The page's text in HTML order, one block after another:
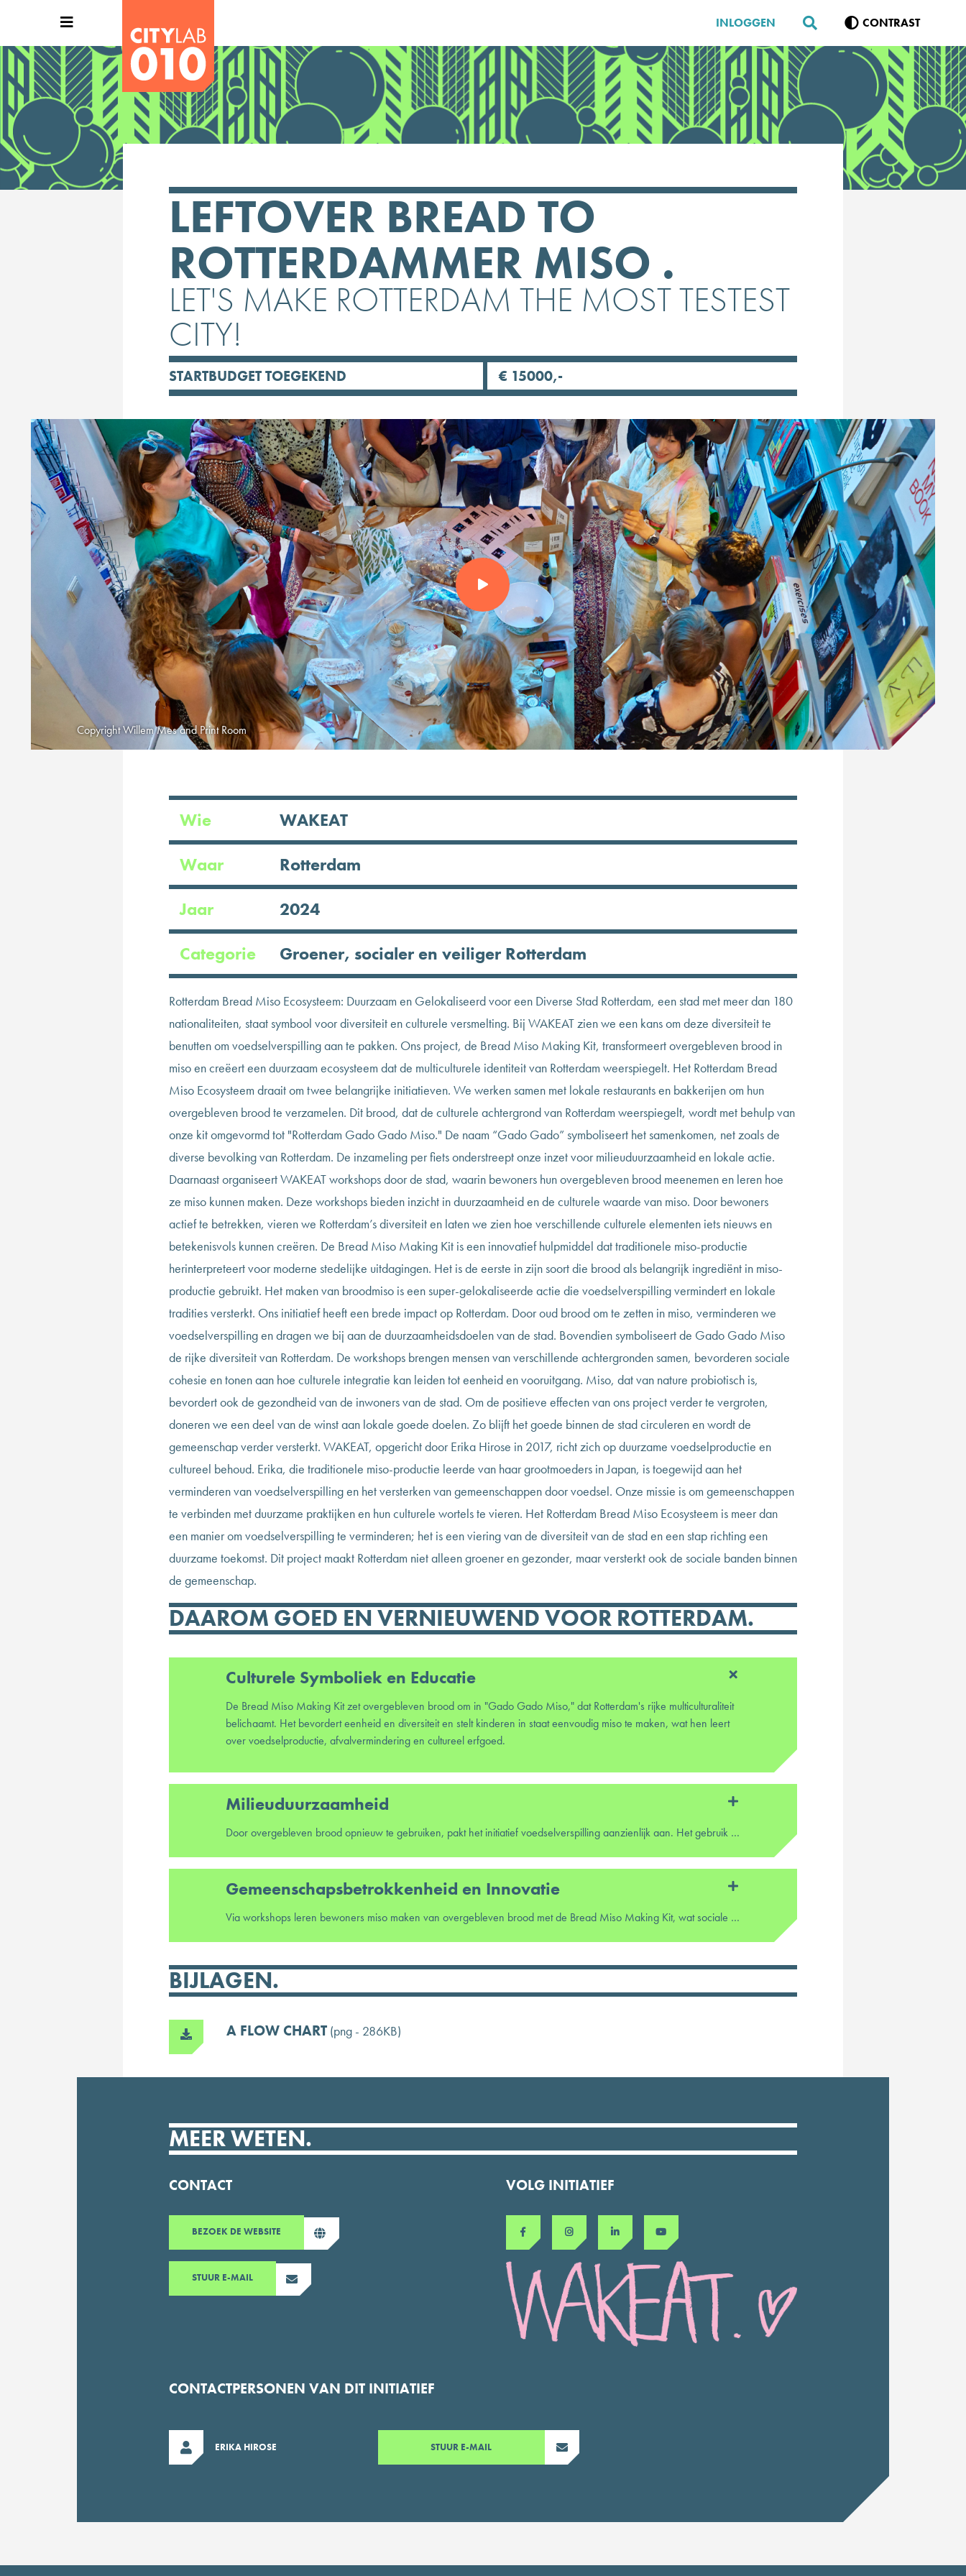
INLOGGEN CONTRAST
LEFTOVER BREAD TO
ROTTERDAMMER MISO .
LET'S MAKE ROTTERDAM THE MOST TESTEST
CITY!
STARTBUDGET TOEGEKEND € 15000,-
Wie
WAKEAT
Waar
Rotterdam
Jaar
2024
Categorie
Groener, socialer en veiliger Rotterdam
Rotterdam Bread Miso Ecosysteem: Duurzaam en Gelokaliseerd voor een Diverse Stad Rotterdam, een stad met meer dan 180
nationaliteiten, staat symbool voor diversiteit en culturele versmelting. Bij WAKEAT zien we een kans om deze diversiteit te
benutten om voedselverspilling aan te pakken. Ons project, de Bread Miso Making Kit, transformeert overgebleven brood in
miso en creëert een duurzaam ecosysteem dat de multiculturele identiteit van Rotterdam weerspiegelt. Het Rotterdam Bread
Miso Ecosysteem draait om twee belangrijke initiatieven. We werken samen met lokale restaurants en bakkerijen om hun
overgebleven brood te verzamelen. Dit brood, dat de culturele achtergrond van Rotterdam weerspiegelt, wordt met behulp van
onze kit omgevormd tot "Rotterdam Gado Gado Miso." De naam “Gado Gado” symboliseert het samenkomen, net zoals de
diverse bevolking van Rotterdam. De inzameling per fiets onderstreept onze inzet voor milieuduurzaamheid en lokale actie.
Daarnaast organiseert WAKEAT workshops door de stad, waarin bewoners hun overgebleven brood meenemen en leren hoe
ze miso kunnen maken. Deze workshops bieden inzicht in duurzaamheid en de culturele waarde van miso. Door bewoners
actief te betrekken, vieren we Rotterdam’s diversiteit en laten we zien hoe verschillende culturele elementen iets nieuws en
betekenisvols kunnen creëren. De Bread Miso Making Kit is een innovatief hulpmiddel dat traditionele miso-productie
herinterpreteert voor moderne stedelijke uitdagingen. Het is de eerste in zijn soort die brood als belangrijk ingrediënt in miso-
productie gebruikt. Het maken van broodmiso is een super-gelokaliseerde actie die voedselverspilling vermindert en lokale
tradities versterkt. Ons initiatief heeft een brede impact op Rotterdam. Door oud brood om te zetten in miso, verminderen we
voedselverspilling en dragen we bij aan de duurzaamheidsdoelen van de stad. Bovendien symboliseert de Gado Gado Miso
de rijke diversiteit van Rotterdam. De workshops brengen mensen van verschillende achtergronden samen, bevorderen sociale
cohesie en tonen aan hoe culturele integratie kan leiden tot eenheid en vooruitgang. Miso, dat van nature probiotisch is,
bevordert ook de gezondheid van de inwoners van de stad. Om de positieve effecten van ons project verder te vergroten,
doneren we een deel van de winst aan lokale goede doelen. Zo blijft het goede binnen de stad circuleren en wordt de
gemeenschap verder versterkt. WAKEAT, opgericht door Erika Hirose in 2017, richt zich op duurzame voedselproductie en
cultureel behoud. Erika, die traditionele miso-productie leerde van haar grootmoeders in Japan, is toegewijd aan het
verminderen van voedselverspilling en het versterken van gemeenschappen door voedsel. Onze missie is om gemeenschappen
te verbinden met duurzame praktijken en hun culturele wortels te vieren. Het Rotterdam Bread Miso Ecosysteem is meer dan
een manier om voedselverspilling te verminderen; het is een viering van de diversiteit van de stad en een stap richting een
duurzame toekomst. Dit project maakt Rotterdam niet alleen groener en gezonder, maar versterkt ook de sociale banden binnen
de gemeenschap.
DAAROM GOED EN VERNIEUWEND VOOR ROTTERDAM.
Culturele Symboliek en Educatie
De Bread Miso Making Kit zet overgebleven brood om in "Gado Gado Miso," dat Rotterdam's rijke multiculturaliteit
belichaamt. Het bevordert eenheid en diversiteit en stelt kinderen in staat eenvoudig miso te maken, wat hen leert
over voedselproductie, afvalvermindering en cultureel erfgoed.
Milieuduurzaamheid
Door overgebleven brood opnieuw te gebruiken, pakt het initiatief voedselverspilling aanzienlijk aan. Het gebruik van fietsen voor het inzamelen van brood en de lokale productie van miso dragen bij aan een groenere, duurzamere stad.
Gemeenschapsbetrokkenheid en Innovatie
Via workshops leren bewoners miso maken van overgebleven brood met de Bread Miso Making Kit, wat sociale banden versterkt tussen verschillende culturele groepen.
BIJLAGEN.
A FLOW CHART(png - 286KB)
MEER WETEN.
CONTACT
BEZOEKDE WEBSITE
STUUR E-MAIL
VOLG INITIATIEF
CONTACTPERSONEN VAN DIT INITIATIEF
ERIKA HIROSE STUUR E-MAIL